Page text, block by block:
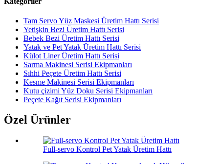
Tam Servo Yüz Maskesi Üretim Hattı Serisi
Yetişkin Bezi Üretim Hattı Serisi
Bebek Bezi Üretim Hattı Serisi
Yatak ve Pet Yatak Üretim Hattı Serisi
Külot Liner Üretim Hattı Serisi
Sarma Makinesi Serisi Ekipmanları
Sıhhi Peçete Üretim Hattı Serisi
Kesme Makinesi Serisi Ekipmanları
Kutu çizimi Yüz Doku Serisi Ekipmanları
Peçete Kağıt Serisi Ekipmanları
Özel Ürünler
Full-servo Kontrol Pet Yatak Üretim Hattı